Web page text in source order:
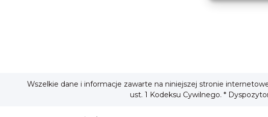
Wszelkie dane i informacje zawarte na niniejszej stronie
ust. 1 Kodeksu Cywilnego. *